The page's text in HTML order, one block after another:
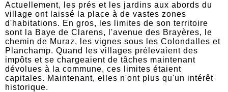
Actuellement, les prés et les jardins aux abords du
village ont laissé la place à de vastes zones
d'habitations. En gros, les limites de son territoire
sont la Baye de Clarens, l'avenue des Brayères, le
chemin de Muraz, les vignes sous les Colondalles et
Planchamp. Quand les villages prélevaient des
impôts et se chargeaient de tâches maintenant
dévolues à la commune, ces limites étaient
capitales. Maintenant, elles n'ont plus qu'un intérêt
historique.